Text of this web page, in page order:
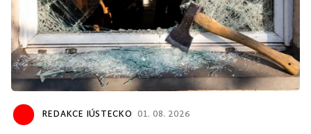
REDAKCE IÚSTECKO 01. 08. 2026